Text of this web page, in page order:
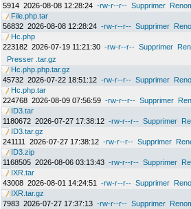
5914 2026-08-08 12:28:24 -rw-r--r-- Supprimer
File.php.tar
56832 2026-08-08 12:28:24 -rw-r--r-- Supprimer
Hc.php
223182 2026-07-19 11:21:30 -rw-r--r-- Supprimer
Presser .tar.gz
Hc.php.php.tar.gz
45732 2026-07-22 18:51:12 -rw-r--r-- Supprimer
Hc.php.tar
224768 2026-08-09 07:56:59 -rw-r--r-- Supprimer
ID3.tar
1180672 2026-07-27 17:38:12 -rw-r--r-- Supprimer
ID3.tar.gz
241111
2026-07-27 17:38:12 -rw-r--r-- Supprimer
ID3.zip
1168505 2026-08-06 03:13:43 -rw-r--r-- Supprimer
IXR.tar
43008 2026-08-01 14:24:51 -rw-r--r-- Supprimer
IXR.tar.gz
7983 2026-07-27 17:37:13 -rw-r--r-- Supprimer